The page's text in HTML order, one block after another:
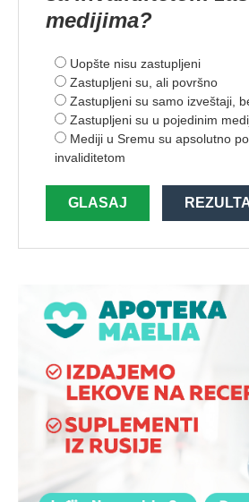
medijima?
Uopšte nisu zastupljeni
Zastupljeni su, ali površno
Zastupljeni su samo izveštaji,
Zastupljeni su u pojedinim
Mediji u Sremu su apsolutno
invaliditetom
GLASAJ